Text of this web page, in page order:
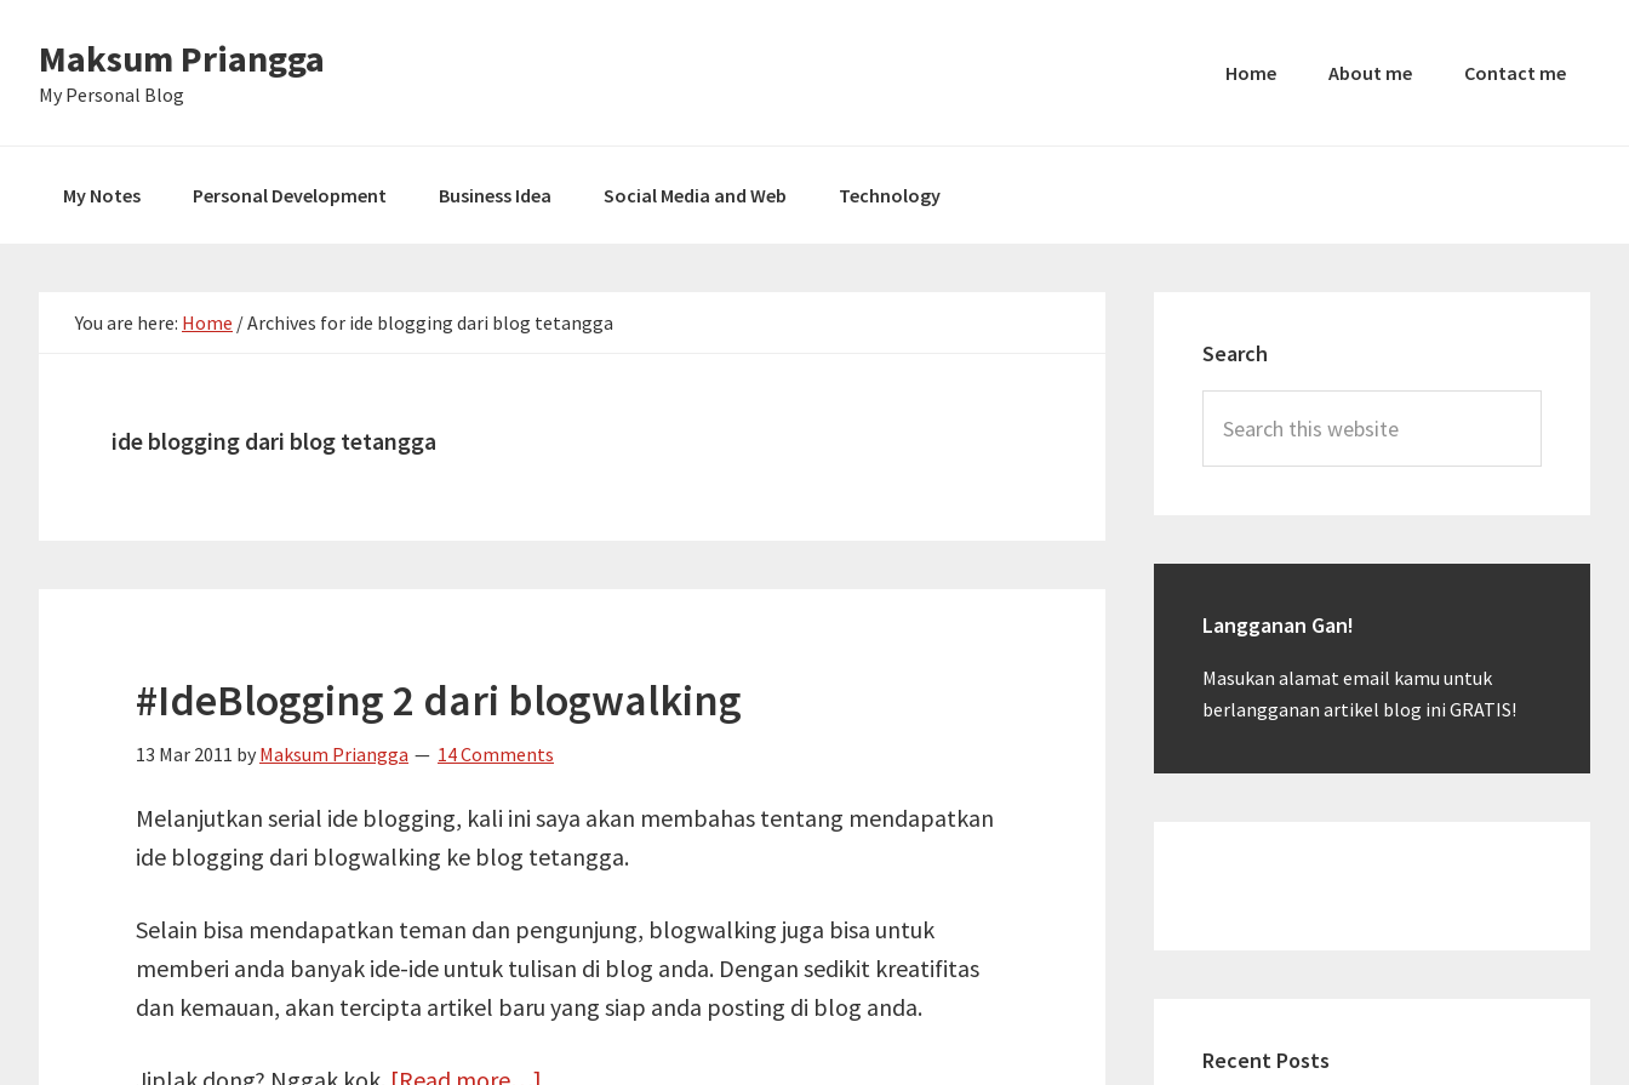
primary
main
primary
Maksum Priangga
My Personal Blog
Home About me Contact me
My Notes Personal Development Business Idea Social Media and Web Technology
You are here: Home /Archives for ide blogging dari blog tetangga
ide blogging dari blog tetangga
#IdeBlogging 2 dari blogwalking
13 Mar 2011 by Maksum Priangga 14 Comments
Melanjutkan serial ide blogging, kali ini saya akan membahas tentang mendapatkan
ide blogging dari blogwalking ke blog tetangga.
Selain bisa mendapatkan teman dan pengunjung, blogwalking juga bisa untuk
memberi anda banyak ide-ide untuk tulisan di blog anda. Dengan sedikit kreatifitas
dan kemauan, akan tercipta artikel baru yang siap anda posting di blog anda.
Sidebar
Search
this
website
Langganan Gan!
Masukan alamat email kamu untuk
berlangganan artikel blog ini GRATIS!
Recent Posts